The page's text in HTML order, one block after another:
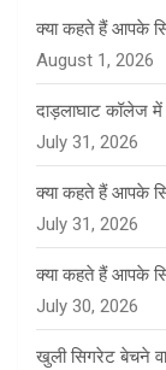
क्या कहते हैं आपके
August 1, 2026
दाड़लाघाट कॉलेज
July 31, 2026
क्या कहते हैं आपके
July 31, 2026
क्या कहते हैं आपके
July 30, 2026
खुली सिगरेट बेचने